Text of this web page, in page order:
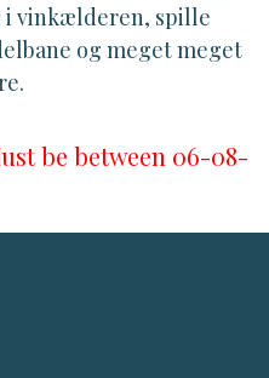
i vinkælderen, spille
og meget meget
be between 06-08-